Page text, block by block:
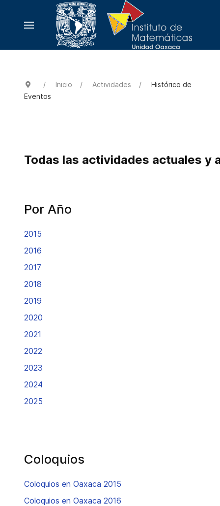
Inicio Actividades
Histórico de
Eventos
Todas las actividades actuales y
Por Año
2015
2016
2017
2018
2019
2020
2021
2022
2023
2024
2025
Coloquios
Coloquios en Oaxaca 2015
Coloquios en Oaxaca 2016